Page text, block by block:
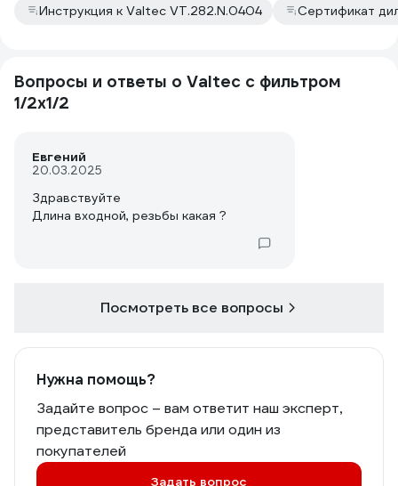
Инструкция к Valtec VT.282.N.0404 Сертификат
Вопросы и ответы о Valtec с фильтром
1/2х1/2
Евгений
20.03.2025
Здравствуйте
Длина входной, резьбы какая ?
Посмотреть все вопросы
Нужна помощь?
Задайте вопрос – вам ответит наш эксперт,
представитель бренда или один из
покупателей
Задать вопрос